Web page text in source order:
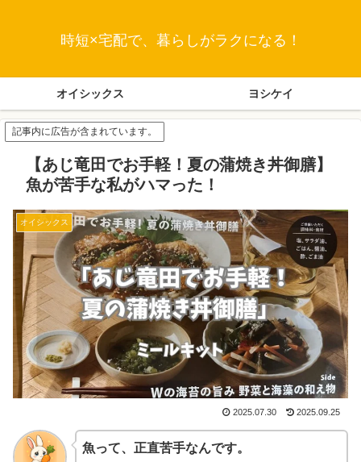
時短×宅配で、暮らしがラクになる！
オイシックス ヨシケイ
記事内に広告が含まれています。
【あじ竜田でお手軽！夏の蒲焼き丼御膳】
魚が苦手な私がハマった！
オイシックス
2025.07.30 2025.09.25
魚って、正直苦手なんです。